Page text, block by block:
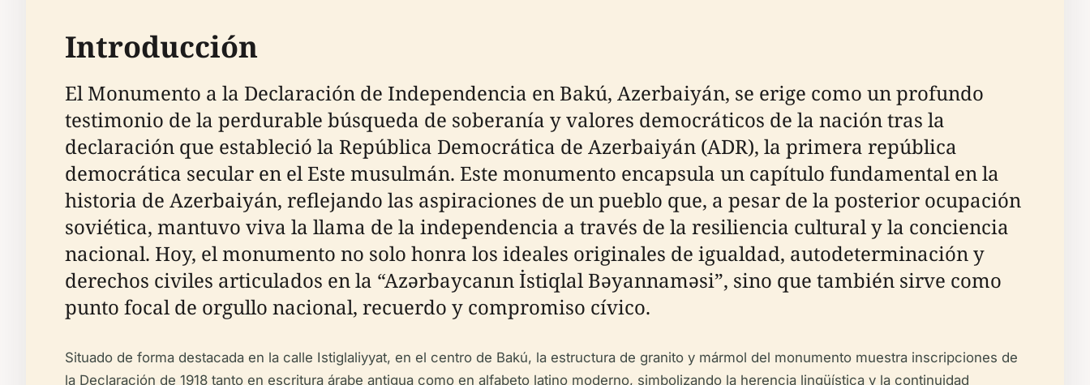
Introducción
El Monumento a la Declaración de Independencia en Bakú, Azerbaiyán, se erige como un profundo
testimonio de la perdurable búsqueda de soberanía y valores democráticos de la nación tras la
declaración que estableció la República Democrática de Azerbaiyán (ADR), la primera república
democrática secular en el Este musulmán. Este monumento encapsula un capítulo fundamental en la
historia de Azerbaiyán, reflejando las aspiraciones de un pueblo que, a pesar de la posterior ocupación
soviética, mantuvo viva la llama de la independencia a través de la resiliencia cultural y la conciencia
nacional. Hoy, el monumento no solo honra los ideales originales de igualdad, autodeterminación y
derechos civiles articulados en la “Azərbaycanın İstiqlal Bəyannaməsi”, sino que también sirve como
punto focal de orgullo nacional, recuerdo y compromiso cívico.
Situado de forma destacada en la calle Istiglaliyyat, en el centro de Bakú, la estructura de granito y mármol del monumento muestra inscripciones de
la Declaración de 1918 tanto en escritura árabe antigua como en alfabeto latino moderno, simbolizando la herencia lingüística y la continuidad